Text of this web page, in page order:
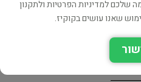
למדיניות הפרטיות ולתקנון
שאנו עושים בקוקיז.